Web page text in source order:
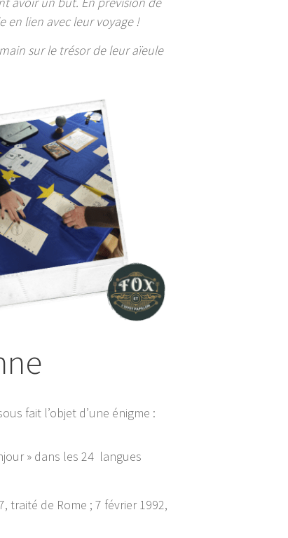
en lien avec leur voyage !
sur le trésor de leur aïeule
fait l’objet d’une énigme :
» dans les 24 langues
traité de Rome ; 7 février 1992,